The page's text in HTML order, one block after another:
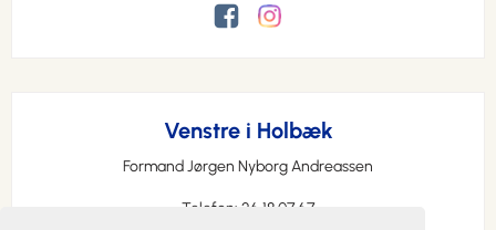
Venstre i Holbæk
Formand Jørgen Nyborg Andreassen
Telefon: 26 18 07 67